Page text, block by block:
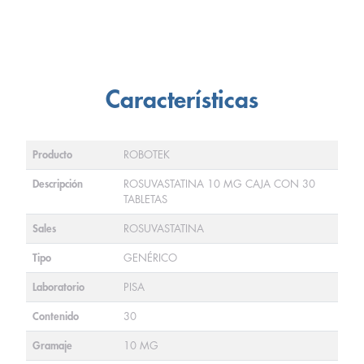
Características
Producto ROBOTEK
Descripción
ROSUVASTATINA 10 MG CAJA CON 30
TABLETAS
Sales ROSUVASTATINA
Tipo GENÉRICO
Laboratorio PISA
Contenido 30
Gramaje 10 MG